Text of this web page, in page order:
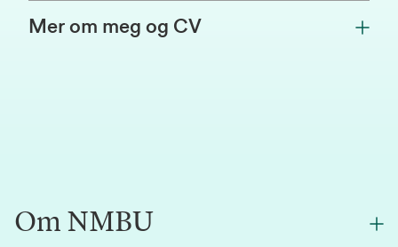
Mer om meg og CV
Om NMBU